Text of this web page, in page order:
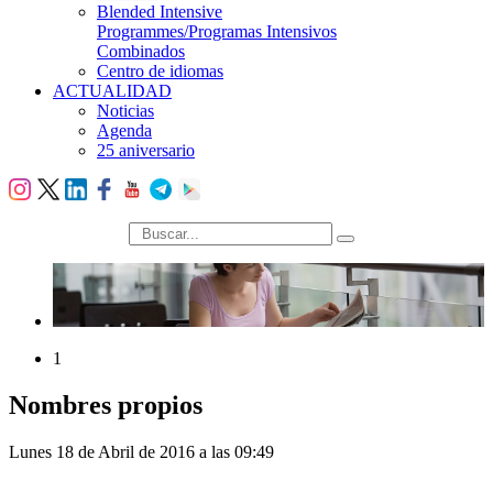
Blended Intensive
Programmes/Programas Intensivos
Combinados
Centro de idiomas
ACTUALIDAD
Noticias
Agenda
25 aniversario
búsqueda
1
Nombres propios
Lunes 18 de Abril de 2016 a las 09:49